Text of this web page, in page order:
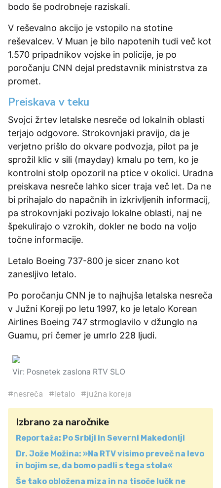
bodo še podrobneje raziskali.
V reševalno akcijo je vstopilo na stotine
reševalcev. V Muan je bilo napotenih tudi več kot
1.570 pripadnikov vojske in policije, je po
poročanju CNN dejal predstavnik ministrstva za
promet.
Preiskava v teku
Svojci žrtev letalske nesreče od lokalnih oblasti
terjajo odgovore. Strokovnjaki pravijo, da je
verjetno prišlo do okvare podvozja, pilot pa je
sprožil klic v sili (mayday) kmalu po tem, ko je
kontrolni stolp opozoril na ptice v okolici. Uradna
preiskava nesreče lahko sicer traja več let. Da ne
bi prihajalo do napačnih in izkrivljenih informacij,
pa strokovnjaki pozivajo lokalne oblasti, naj ne
špekulirajo o vzrokih, dokler ne bodo na voljo
točne informacije.
Letalo Boeing 737-800 je sicer znano kot
zanesljivo letalo.
Po poročanju CNN je to najhujša letalska nesreča
v Južni Koreji po letu 1997, ko je letalo Korean
Airlines Boeing 747 strmoglavilo v džunglo na
Guamu, pri čemer je umrlo 228 ljudi.
Vir: Posnetek zaslona RTV SLO
#nesreča #letalo #južna koreja
Izbrano za naročnike
Reportaža: Po Srbiji in Severni Makedoniji
Dr. Jože Možina: »Na RTV visimo preveč na levo
in bojim se, da bomo padli s tega stola«
Še tako obložena miza in na tisoče lučk ne